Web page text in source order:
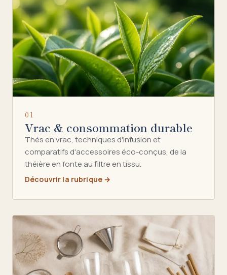
01
Vrac & consommation durable
Thés en vrac, techniques d'infusion et
comparatifs d'accessoires éco-conçus, de la
théière en fonte au filtre en tissu.
Découvrir la rubrique →